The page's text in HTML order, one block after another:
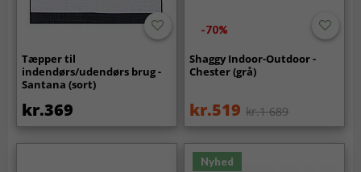
Tæpper til
indendørs/udendørs brug -
Santana (sort)
kr.369
-70%
Shaggy Indoor-Outdoor -
Chester (grå)
kr.519 kr.1 689
Nyhed